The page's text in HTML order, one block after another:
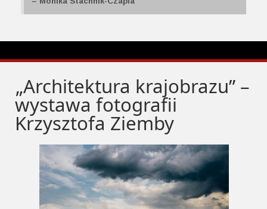
„Architektura krajobrazu” –
wystawa fotografii
Krzysztofa Ziemby